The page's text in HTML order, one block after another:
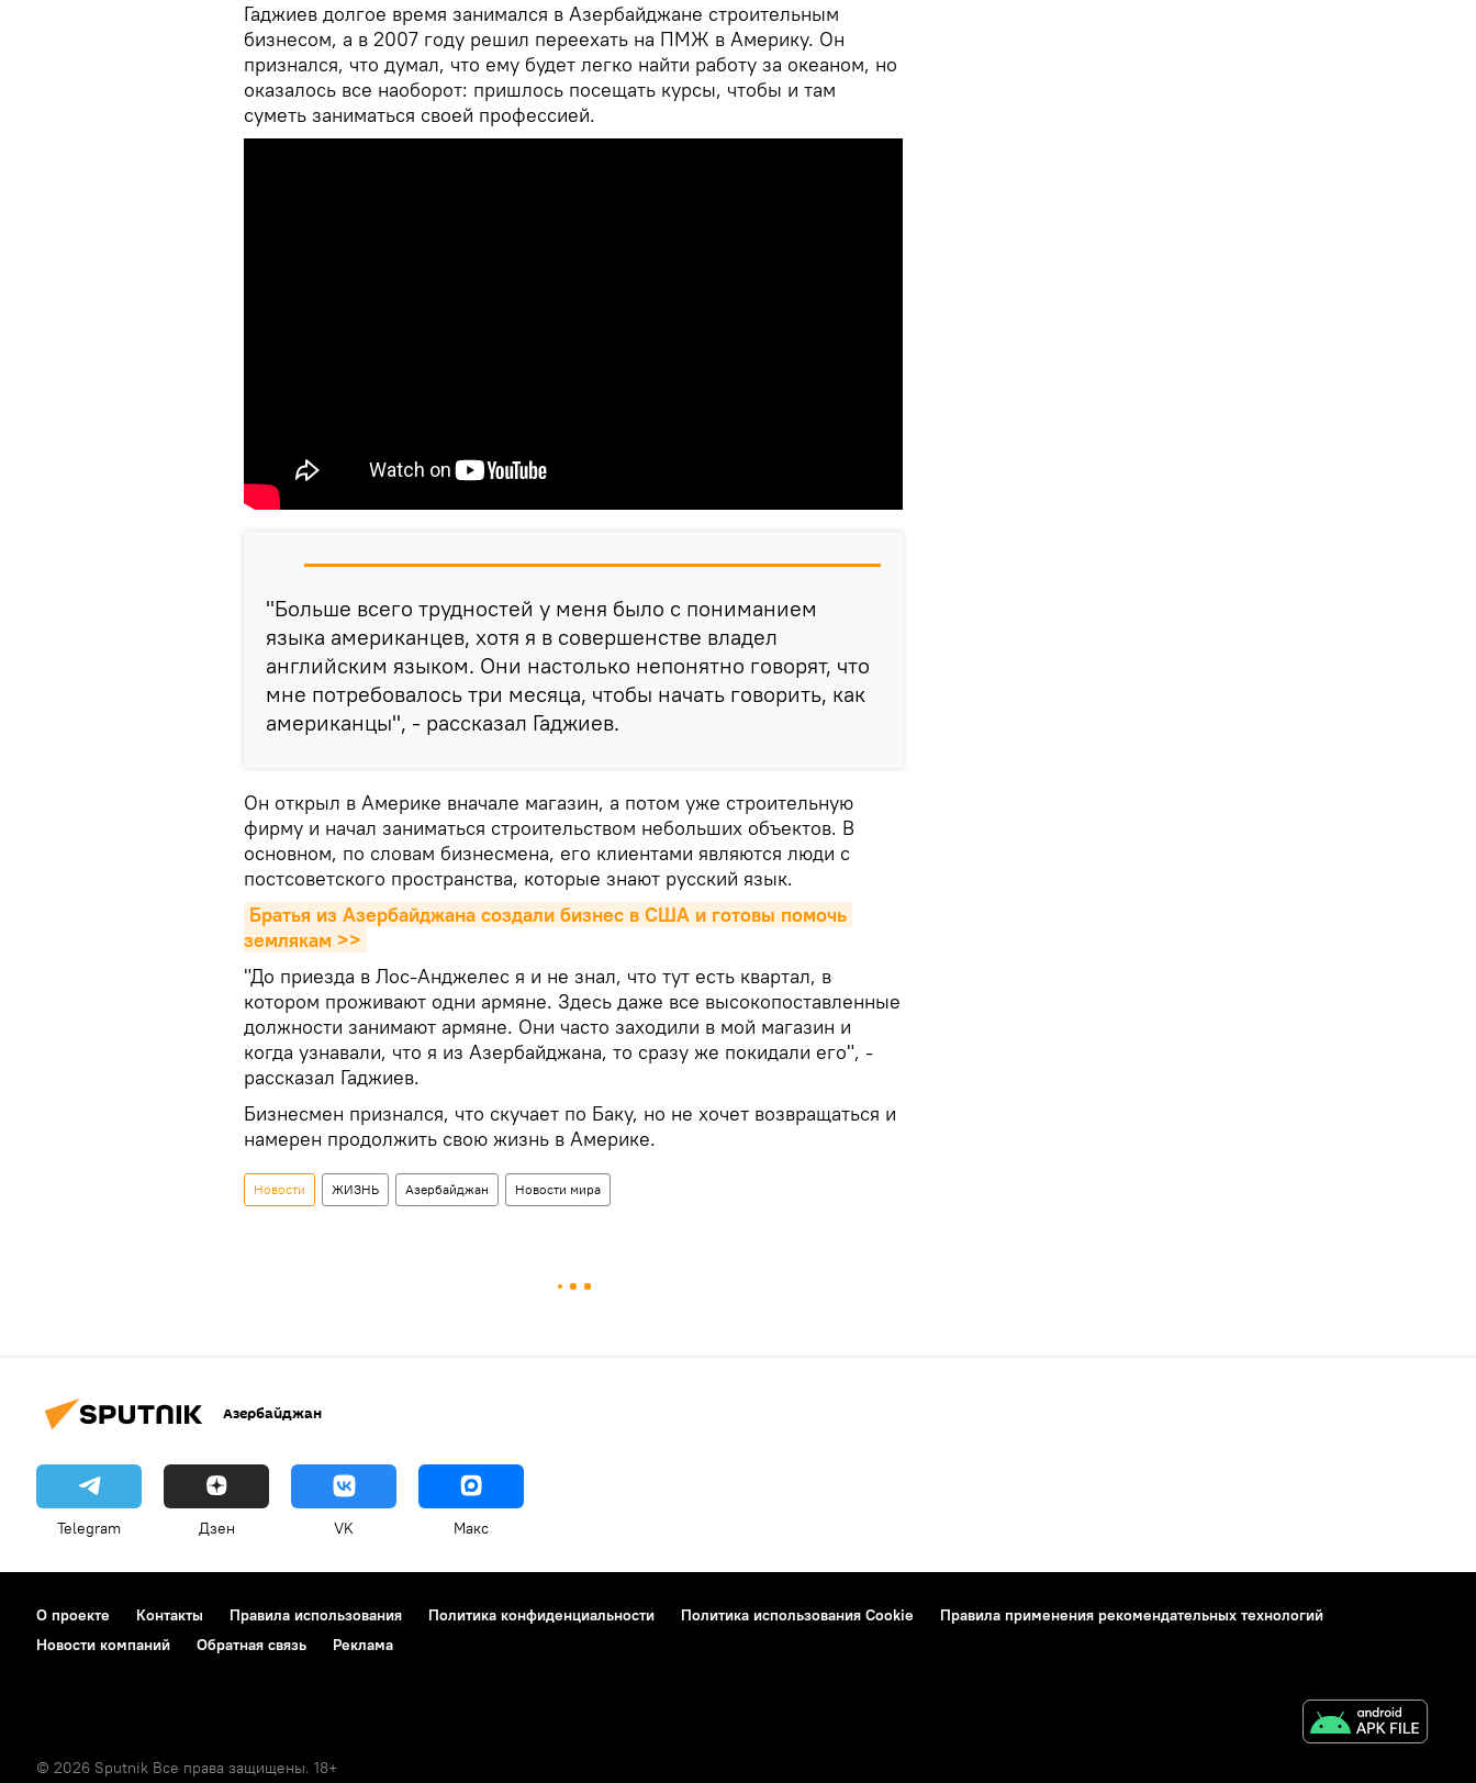
Гаджиев долгое время занимался в Азербайджане строительным
бизнесом, а в 2007 году решил переехать на ПМЖ в Америку. Он
признался, что думал, что ему будет легко найти работу за океаном, но
оказалось все наоборот: пришлось посещать курсы, чтобы и там
суметь заниматься своей профессией.
"Больше всего трудностей у меня было с пониманием
языка американцев, хотя я в совершенстве владел
английским языком. Они настолько непонятно говорят, что
мне потребовалось три месяца, чтобы начать говорить, как
американцы", - рассказал Гаджиев.
Он открыл в Америке вначале магазин, а потом уже строительную
фирму и начал заниматься строительством небольших объектов. В
основном, по словам бизнесмена, его клиентами являются люди с
постсоветского пространства, которые знают русский язык.
Братья из Азербайджана создали бизнес в США и готовы помочь
землякам >>
"До приезда в Лос-Анджелес я и не знал, что тут есть квартал, в
котором проживают одни армяне. Здесь даже все высокопоставленные
должности занимают армяне. Они часто заходили в мой магазин и
когда узнавали, что я из Азербайджана, то сразу же покидали его", -
рассказал Гаджиев.
Бизнесмен признался, что скучает по Баку, но не хочет возвращаться и
намерен продолжить свою жизнь в Америке.
Новости ЖИЗНЬ Азербайджан Новости мира
Азербайджан
Telegram Дзен VK Макс
О проекте Контакты Правила использования Политика конфиденциальности Политика использования Cookie
Правила применения рекомендательных технологий
Новости компаний
Обратная связь Реклама
© 2026 Sputnik Все права защищены. 18+